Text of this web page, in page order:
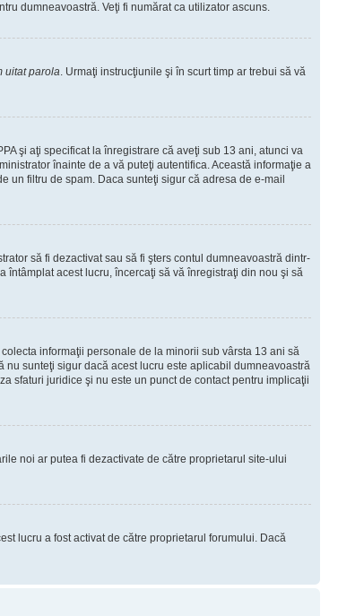
dumneavoastră. Veţi fi numărat ca utilizator ascuns.
uitat parola. Urmaţi instrucţiunile şi în scurt timp ar trebui să vă
şi aţi specificat la înregistrare că aveţi sub 13 ani, atunci va
înainte de a vă puteţi autentifica. Această informaţie a
un filtru de spam. Daca sunteţi sigur că adresa de e-mail
să fi dezactivat sau să fi şters contul dumneavoastră dintr-
acest lucru, încercaţi să vă înregistraţi din nou şi să
informaţii personale de la minorii sub vârsta 13 ani să
sunteţi sigur dacă acest lucru este aplicabil dumneavoastră
sfaturi juridice şi nu este un punct de contact pentru implicaţii
noi ar putea fi dezactivate de către proprietarul site-ului
lucru a fost activat de către proprietarul forumului. Dacă